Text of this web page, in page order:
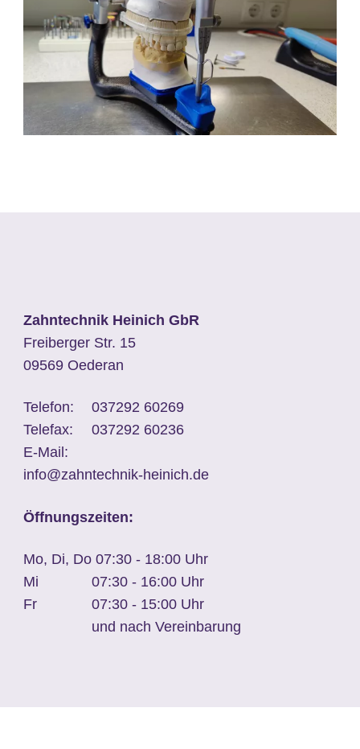
Zahntechnik Heinich GbR
Freiberger Str. 15
09569 Oederan
Telefon:
037292 60269
Telefax:
037292 60236
E-Mail:
info@zahntechnik-heinich.de
Öffnungszeiten:
Mo, Di, Do 07:30 - 18:00 Uhr
Mi
07:30 - 16:00 Uhr
Fr
07:30 - 15:00 Uhr
und nach Vereinbarung